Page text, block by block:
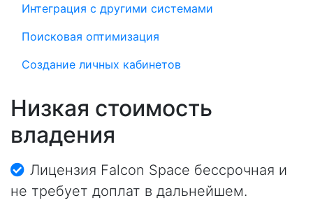
Интеграция с другими системами
Поисковая оптимизация
Создание личных кабинетов
Низкая стоимость
владения
Лицензия Falcon Space бессрочная и
не требует доплат в дальнейшем.